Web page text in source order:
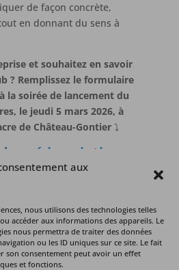
aux
nous utilisons des technologies telles
accéder aux informations des appareils. Le
nous permettra de traiter des données
ou les ID uniques sur ce site. Le fait
son consentement peut avoir un effet
et fonctions.
de façon concrète,
en donnant du sens à
et souhaitez en savoir
? Remplissez le formulaire
la soirée de lancement du
le jeudi 5 mars 2026, à
de Château-Gontier⤵️
pré-inscription